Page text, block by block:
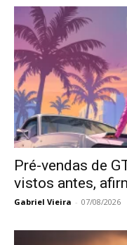
Pré-vendas de
vistos antes,
Gabriel Vieira - 07/08/2026